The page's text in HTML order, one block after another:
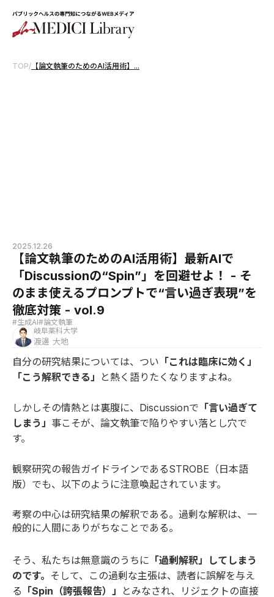
TOP/ 【論文執筆のためのAI活用術】...
2025.12.26
【論文執筆のためのAI活用術】最新AIで
「Discussionの“Spin”」を回避せよ！ - そ
のまま使えるプロンプトで“言い過ぎ表現”を
徹底対策 - vol.9
#生成AI#論文執筆
岐阜薬科大学
渡邊 大地
自分の研究結果については、つい 「これは臨床に効く」
「こう解釈できる」
と熱く語りたくなりますよね。
しかしその情熱とは裏腹に、Discussionで 「言い過ぎて
しまう」 事こそが、論文執筆で陥りやすい落とし穴で
す。
観察研究の報告ガイドラインであるSTROBE（日本語
版）でも、以下のように注意喚起されています。
考察の中心は研究結果の解釈である。過剰な解釈は、一
般的に人間にありがちなことである。
そう、私たちは無意識のうちに 「過剰解釈」してしまう
のです。 そして、この過剰な主張は、読者に誤解を与え
る 「Spin（誇張報告）」
とみなされ、リジェクトの直接